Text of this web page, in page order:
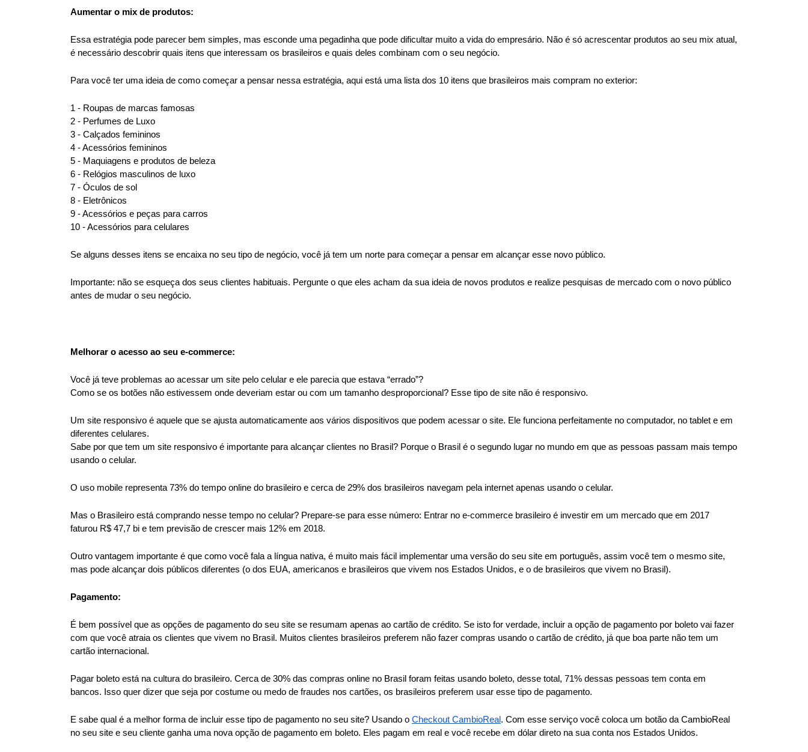
Aumentar o mix de produtos:
Essa estratégia pode parecer bem simples, mas esconde uma pegadinha que pode dificultar muito a vida do empresário. Não é só acrescentar produtos ao seu mix atual,
é necessário descobrir quais itens que interessam os brasileiros e quais deles combinam com o seu negócio.
Para você ter uma ideia de como começar a pensar nessa estratégia, aqui está uma lista dos 10 itens que brasileiros mais compram no exterior:
1 - Roupas de marcas famosas
2 - Perfumes de Luxo
3 - Calçados femininos
4 - Acessórios femininos
5 - Maquiagens e produtos de beleza
6 - Relógios masculinos de luxo
7 - Óculos de sol
8 - Eletrônicos
9 - Acessórios e peças para carros
10 - Acessórios para celulares
Se alguns desses itens se encaixa no seu tipo de negócio, você já tem um norte para começar a pensar em alcançar esse novo público.
Importante: não se esqueça dos seus clientes habituais. Pergunte o que eles acham da sua ideia de novos produtos e realize pesquisas de mercado com o novo público
antes de mudar o seu negócio.
Melhorar o acesso ao seu e-commerce:
Você já teve problemas ao acessar um site pelo celular e ele parecia que estava “errado”?
Como se os botões não estivessem onde deveriam estar ou com um tamanho desproporcional? Esse tipo de site não é responsivo.
Um site responsivo é aquele que se ajusta automaticamente aos vários dispositivos que podem acessar o site. Ele funciona perfeitamente no computador, no tablet e em
diferentes celulares.
Sabe por que tem um site responsivo é importante para alcançar clientes no Brasil? Porque o Brasil é o segundo lugar no mundo em que as pessoas passam mais tempo
usando o celular.
O uso mobile representa 73% do tempo online do brasileiro e cerca de 29% dos brasileiros navegam pela internet apenas usando o celular.
Mas o Brasileiro está comprando nesse tempo no celular? Prepare-se para esse número: Entrar no e-commerce brasileiro é investir em um mercado que em 2017
faturou R$ 47,7 bi e tem previsão de crescer mais 12% em 2018.
Outro vantagem importante é que como você fala a língua nativa, é muito mais fácil implementar uma versão do seu site em português, assim você tem o mesmo site,
mas pode alcançar dois públicos diferentes (o dos EUA, americanos e brasileiros que vivem nos Estados Unidos, e o de brasileiros que vivem no Brasil).
Pagamento:
É bem possível que as opções de pagamento do seu site se resumam apenas ao cartão de crédito. Se isto for verdade, incluir a opção de pagamento por boleto vai fazer
com que você atraia os clientes que vivem no Brasil. Muitos clientes brasileiros preferem não fazer compras usando o cartão de crédito, já que boa parte não tem um
cartão internacional.
Pagar boleto está na cultura do brasileiro. Cerca de 30% das compras online no Brasil foram feitas usando boleto, desse total, 71% dessas pessoas tem conta em
bancos. Isso quer dizer que seja por costume ou medo de fraudes nos cartões, os brasileiros preferem usar esse tipo de pagamento.
E sabe qual é a melhor forma de incluir esse tipo de pagamento no seu site? Usando o Checkout CambioReal . Com esse serviço você coloca um botão da CambioReal
no seu site e seu cliente ganha uma nova opção de pagamento em boleto. Eles pagam em real e você recebe em dólar direto na sua conta nos Estados Unidos.